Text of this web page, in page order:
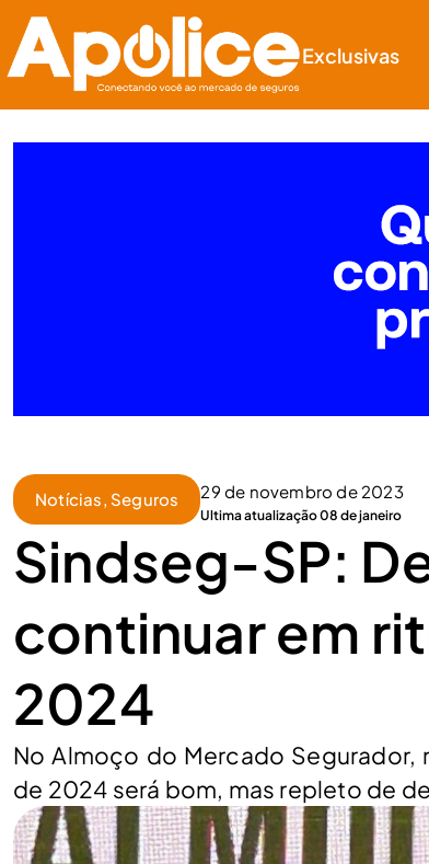
Exclusivas
Notícias, Seguros 29 de novembro de 2023
Ultima atualização 08 de janeiro
Sindseg-SP:
continuar em
2024
No Almoço do Mercado Segurador,
de 2024 será bom, mas repleto de